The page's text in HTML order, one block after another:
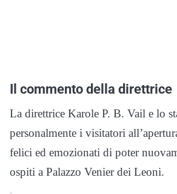
Il commento della direttrice
La direttrice Karole P. B. Vail e lo
personalmente i visitatori
felici ed emozionati di poter
ospiti a Palazzo Venier dei Leoni.